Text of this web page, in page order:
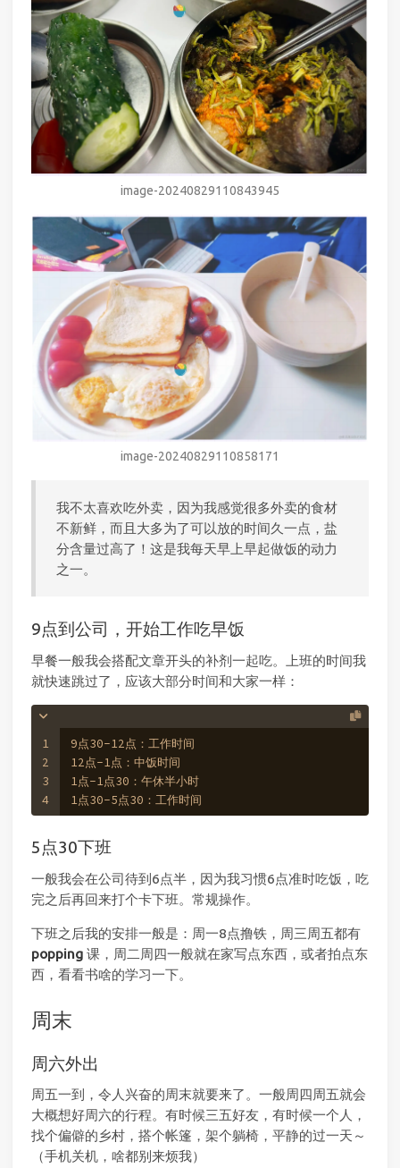
image-20240829110843945
image-20240829110858171
我不太喜欢吃外卖，因为我感觉很多外卖的食材
不新鲜，而且大多为了可以放的时间久一点，盐
分含量过高了！这是我每天早上早起做饭的动力
之一。
9点到公司，开始工作吃早饭
早餐一般我会搭配文章开头的补剂一起吃。上班的时间我
就快速跳过了，应该大部分时间和大家一样：
1
2
3
4
9点30-12点：工作时间
12点-1点：中饭时间
1点-1点30：午休半小时
1点30-5点30：工作时间
5点30下班
一般我会在公司待到6点半，因为我习惯6点准时吃饭，吃
完之后再回来打个卡下班。常规操作。
下班之后我的安排一般是：周一8点撸铁，周三周五都有
popping 课，周二周四一般就在家写点东西，或者拍点东
西，看看书啥的学习一下。
周末
周六外出
周五一到，令人兴奋的周末就要来了。一般周四周五就会
大概想好周六的行程。有时候三五好友，有时候一个人，
找个偏僻的乡村，搭个帐篷，架个躺椅，平静的过一天～
（手机关机，啥都别来烦我）